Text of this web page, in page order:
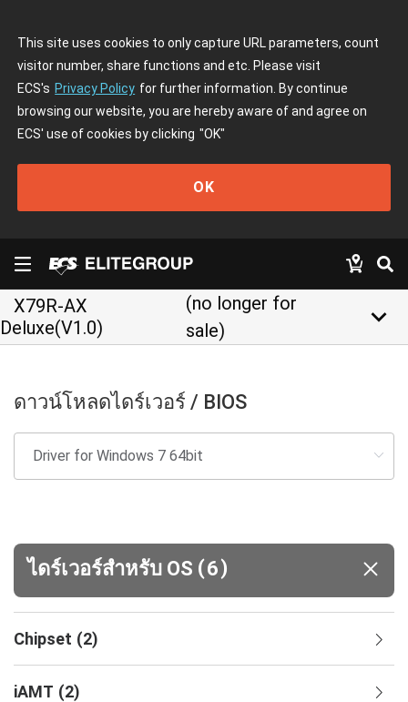
This site uses cookies to only capture URL parameters, count
visitor number, share functions and etc. Please visit
ECS's Privacy Policy for further information. By continue
browsing our website, you are hereby aware of and agree on
ECS' use of cookies by clicking "OK"
OK
X79R-AX
Deluxe(V1.0)
(no longer for
sale)
keyboard_arrow_down
ดาวน์โหลดไดร์เวอร์ / BIOS
ไดร์เวอร์สำหรับ OS (6)
Chipset (2)
iAMT (2)